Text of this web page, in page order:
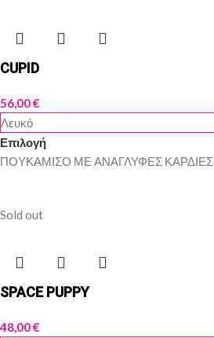
CUPID
56,00€
Λευκό
Επιλογή
ΠΟΥΚΑΜΙΣΟ ΜΕ ΑΝΑΓΛΥΦΕΣ ΚΑΡΔΙΕΣ
Sold out
SPACE PUPPY
48,00€